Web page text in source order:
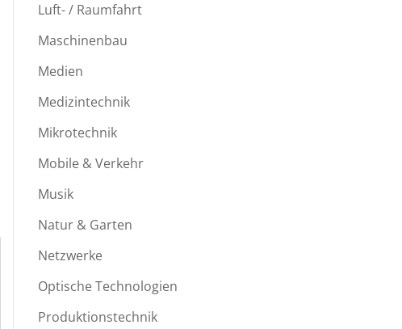
Luft- / Raumfahrt
Maschinenbau
Medien
Medizintechnik
Mikrotechnik
Mobile & Verkehr
Musik
Natur & Garten
Netzwerke
Optische Technologien
Produktionstechnik